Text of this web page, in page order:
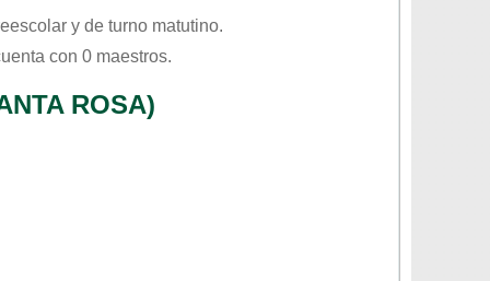
y de turno matutino.
con 0 maestros.
ROSA)